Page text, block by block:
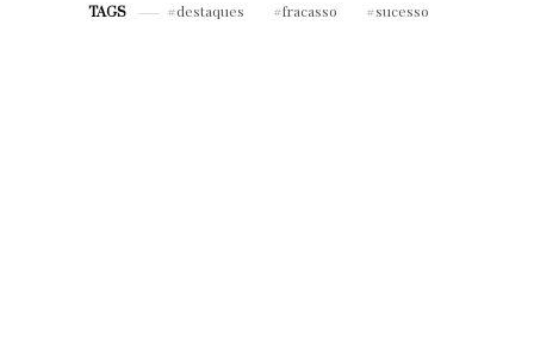
TAGS destaques fracasso sucesso